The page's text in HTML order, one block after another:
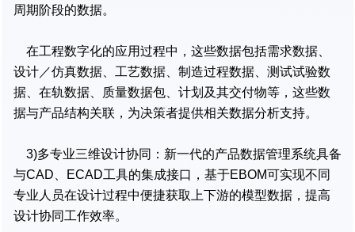
周期阶段的数据。
在工程数字化的应用过程中，这些数据包括需求数据、
设计／仿真数据、工艺数据、制造过程数据、测试试验数
据、在轨数据、质量数据包、计划及其交付物等，这些数
据与产品结构关联，为决策者提供相关数据分析支持。
3)多专业三维设计协同：新一代的产品数据管理系统具备
与CAD、ECAD工具的集成接口，基于EBOM可实现不同
专业人员在设计过程中便捷获取上下游的模型数据，提高
设计协同工作效率。